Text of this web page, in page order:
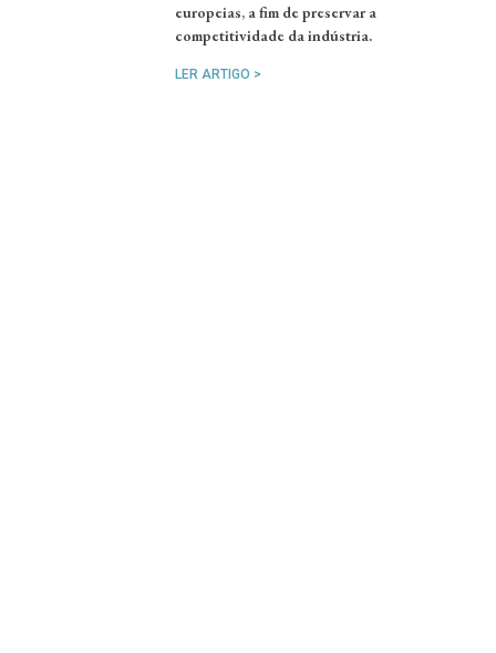
europeias, a fim de preservar a
competitividade da indústria.
LER ARTIGO >